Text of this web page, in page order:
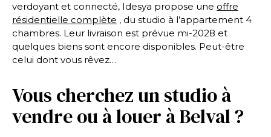
verdoyant et connecté, Idesya propose une offre
résidentielle complète , du studio à l’appartement 4
chambres. Leur livraison est prévue mi-2028 et
quelques biens sont encore disponibles. Peut-être
celui dont vous rêvez…
Vous cherchez un studio à
vendre ou à louer à Belval ?